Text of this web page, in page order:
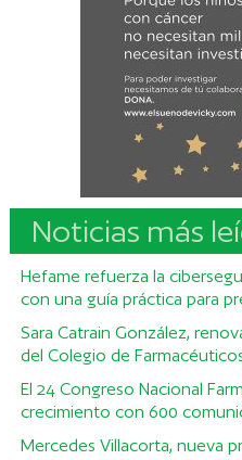
Noticias más
Hefame refuerza la
con una guía práctica para
Sara Catrain González,
del Colegio de
El 24 Congreso Nacional
crecimiento con 600
Mercedes Villacorta, nueva